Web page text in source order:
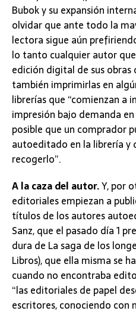
Bubok y su expansión
olvidar que ante todo la
lectora sigue aún
lo tanto cualquier autor
edición digital de sus obras
también imprimirlas en
librerías que “comienzan a
impresión bajo demanda
posible que un comprador
autoeditado en la librería y
recogerlo”.
A la caza del autor.Y, por
editoriales empiezan a
títulos de los autores
Sanz, que el pasado día 1
dura de La saga de los
Libros), que ella misma se
cuando no encontraba
“las editoriales de papel
escritores, conociendo con